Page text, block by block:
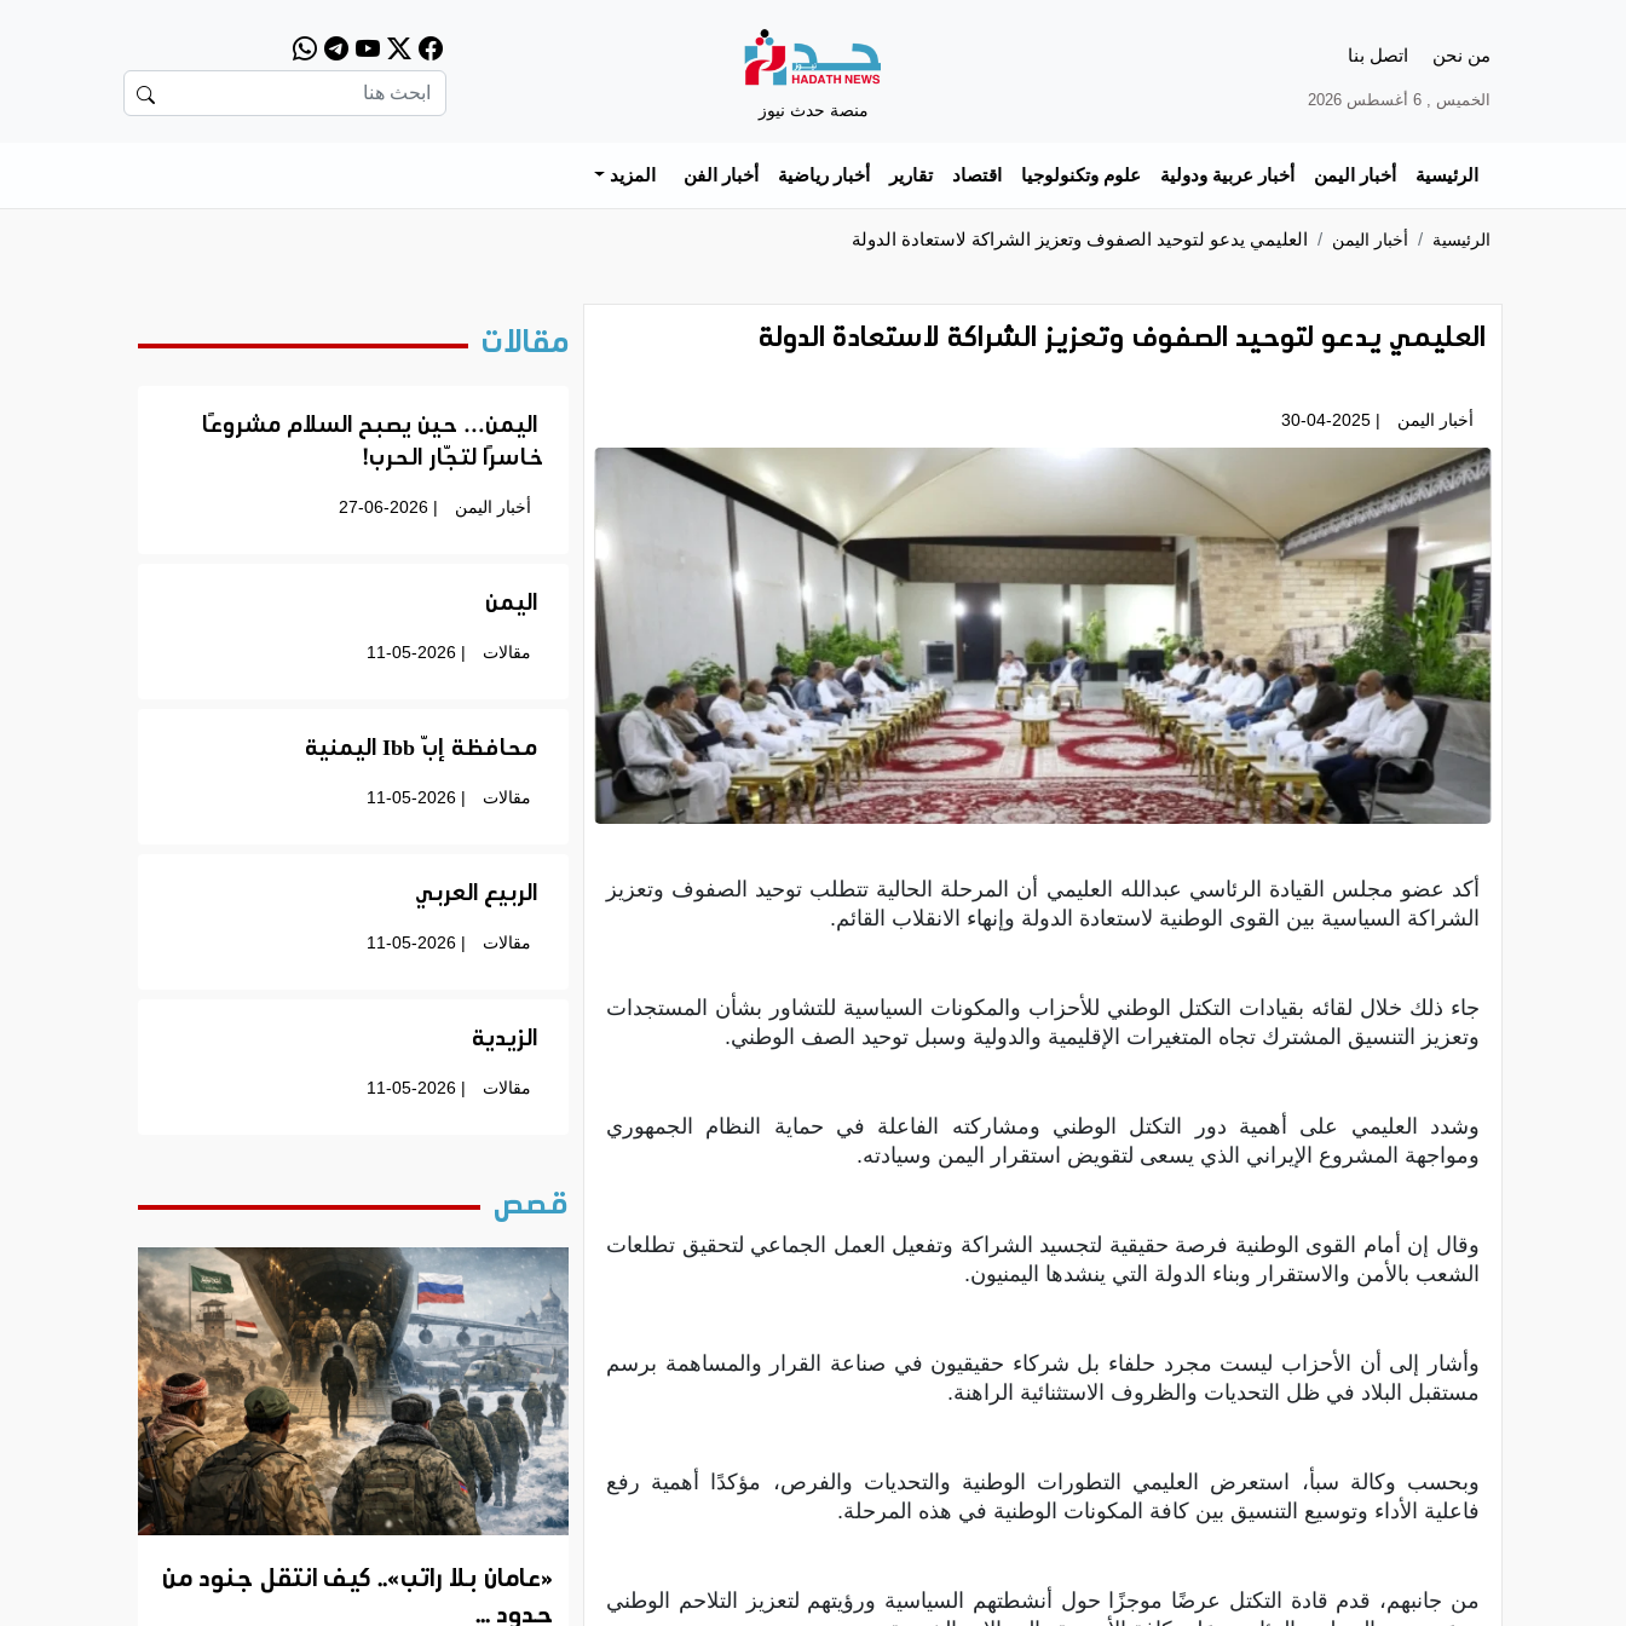
من نحن اتصل بنا
الخميس , 6 أغسطس 2026
منصة حدث نيوز
الرئيسية أخبار اليمن أخبار عربية ودولية علوم وتكنولوجيا اقتصاد تقارير أخبار رياضية أخبار الفن المزيد
الرئيسية أخبار اليمن العليمي يدعو لتوحيد الصفوف وتعزيز الشراكة لاستعادة الدولة
العليمي يدعو لتوحيد الصفوف وتعزيز الشراكة لاستعادة الدولة
أخبار اليمن | 30-04-2025
أكد عضو مجلس القيادة الرئاسي عبدالله العليمي أن المرحلة الحالية تتطلب توحيد الصفوف وتعزيز
الشراكة السياسية بين القوى الوطنية لاستعادة الدولة وإنهاء الانقلاب القائم.
جاء ذلك خلال لقائه بقيادات التكتل الوطني للأحزاب والمكونات السياسية للتشاور بشأن المستجدات
وتعزيز التنسيق المشترك تجاه المتغيرات الإقليمية والدولية وسبل توحيد الصف الوطني.
وشدد العليمي على أهمية دور التكتل الوطني ومشاركته الفاعلة في حماية النظام الجمهوري
ومواجهة المشروع الإيراني الذي يسعى لتقويض استقرار اليمن وسيادته.
وقال إن أمام القوى الوطنية فرصة حقيقية لتجسيد الشراكة وتفعيل العمل الجماعي لتحقيق تطلعات
الشعب بالأمن والاستقرار وبناء الدولة التي ينشدها اليمنيون.
وأشار إلى أن الأحزاب ليست مجرد حلفاء بل شركاء حقيقيون في صناعة القرار والمساهمة برسم
مستقبل البلاد في ظل التحديات والظروف الاستثنائية الراهنة.
وبحسب وكالة سبأ، استعرض العليمي التطورات الوطنية والتحديات والفرص، مؤكدًا أهمية رفع
فاعلية الأداء وتوسيع التنسيق بين كافة المكونات الوطنية في هذه المرحلة.
من جانبهم، قدم قادة التكتل عرضًا موجزًا حول أنشطتهم السياسية ورؤيتهم لتعزيز التلاحم الوطني
مقالات
اليمن… حين يصبح السلام مشروعًا
خاسرًا لتجّار الحرب!
أخبار اليمن | 27-06-2026
اليمن
مقالات | 11-05-2026
محافظة إبّ Ibb اليمنية
مقالات | 11-05-2026
الربيع العربي
مقالات | 11-05-2026
الزيدية
مقالات | 11-05-2026
قصص
«عامان بلا راتب».. كيف انتقل جنود من
حدود ...